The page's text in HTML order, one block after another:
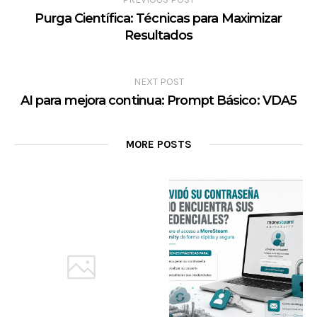
Purga Científica: Técnicas para Maximizar
Resultados
NEXT POST
AI para mejora continua: Prompt Básico: VDA5
MORE POSTS